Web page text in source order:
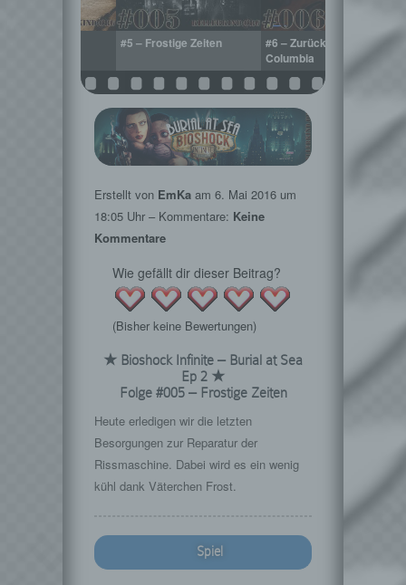
#5 – Frostige Zeiten
#6 – Zurück nach
Columbia
Erstellt von EmKa am 6. Mai 2016 um
18:05 Uhr – Kommentare: Keine
Kommentare
Wie gefällt dir dieser Beitrag?
(Bisher keine Bewertungen)
★ Bioshock Infinite – Burial at Sea
Ep 2 ★
Folge #005 – Frostige Zeiten
Heute erledigen wir die letzten
Besorgungen zur Reparatur der
Rissmaschine. Dabei wird es ein wenig
kühl dank Väterchen Frost.
Spiel